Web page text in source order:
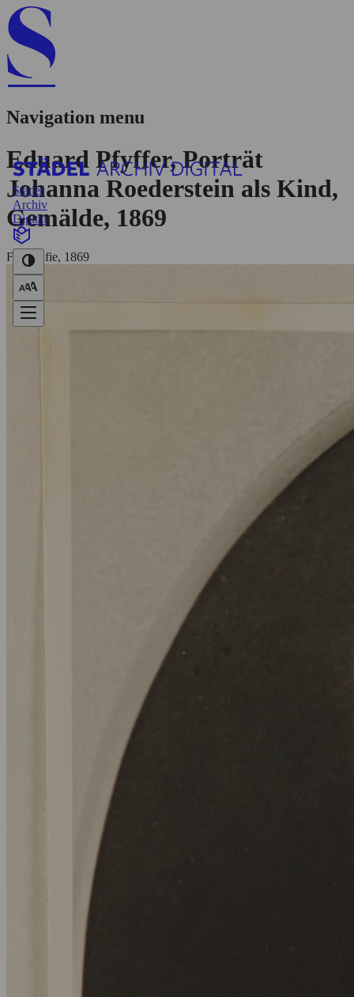
Navigation menu
Städel
Archiv
Digital
Eduard Pfyffer, Porträt
Johanna Roederstein als Kind,
Gemälde, 1869
Fotografie, 1869